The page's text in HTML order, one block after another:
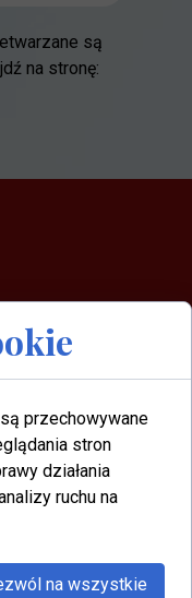
są
na stronę:
Jako ekspert
PFRON od
z sukcesem
przechowywane
stron
działania
ruchu na
na wszystkie